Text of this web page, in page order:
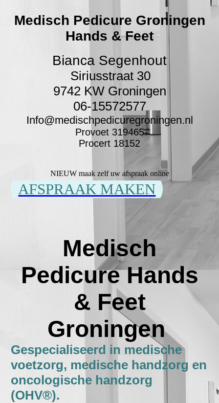
Medisch Pedicure Groningen
Hands & Feet
Bianca Segenhout
Siriusstraat 30
9742 KW Groningen
06-15572577
Info@medischpedicuregroningen.nl
Provoet 319465
Procert 18152
NIEUW maak zelf uw afspraak online
AFSPRAAK MAKEN
Medisch
PedicureHands
& Feet
Groningen
Gespecialiseerd in medische
voetzorg, medische handzorg en
oncologische handzorg
(OHV®).